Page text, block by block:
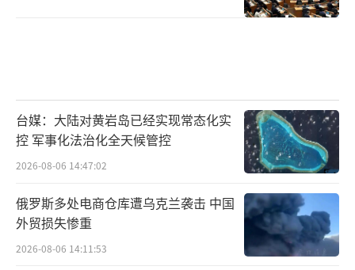
台媒：大陆对黄岩岛已经实现常态化实
控 军事化法治化全天候管控
2026-08-06 14:47:02
俄罗斯多处电商仓库遭乌克兰袭击 中国
外贸损失惨重
2026-08-06 14:11:53